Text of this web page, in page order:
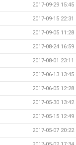
2017-09-29 15:45
2017-09-15 22:31
2017-09-05 11:28
2017-08-24 16:59
2017-08-01 23:11
2017-06-13 13:45
2017-06-05 12:28
2017-05-30 13:42
2017-05-15 12:49
2017-05-07 20:22